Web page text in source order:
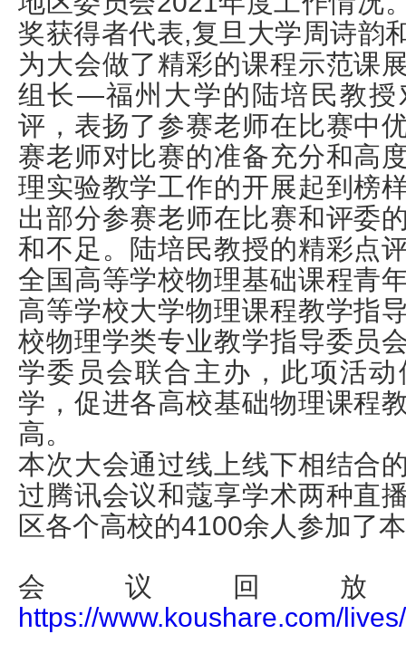
奖获得者代表,复旦大学周诗韵
为大会做了精彩的课程示范课
组长—福州大学的陆培民教授
评，表扬了参赛老师在比赛中
赛老师对比赛的准备充分和高
理实验教学工作的开展起到榜
出部分参赛老师在比赛和评委
和不足。陆培民教授的精彩点
全国高等学校物理基础课程青
高等学校大学物理课程教学指
校物理学类专业教学指导委员
学委员会联合主办，此项活
学，促进各高校基础物理课程
高。
本次大会通过线上线下相结合
过腾讯会议和蔻享学术两种直
区各个高校的4100余人参加了
会议回
https://www.koushare.com/